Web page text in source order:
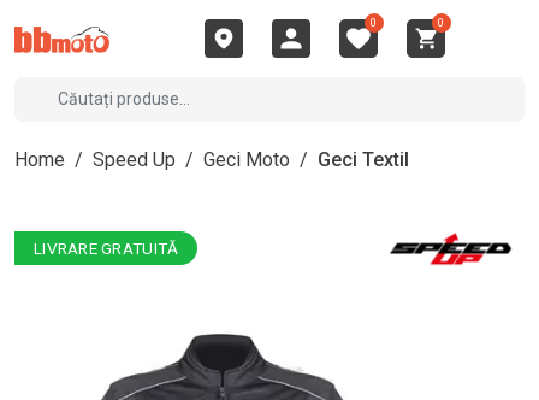
0 0
Home / Speed Up / Geci Moto / Geci Textil
LIVRARE GRATUITĂ